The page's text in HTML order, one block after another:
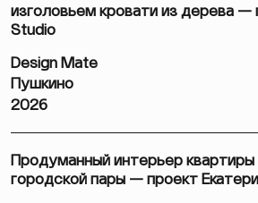
изголовьем кровати из дерева —
Studio
Design Mate
Пушкино
2026
Продуманный интерьер
городской пары — проект